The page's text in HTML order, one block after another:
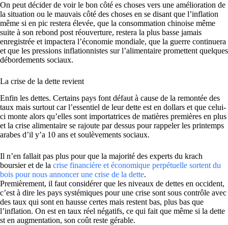
On peut décider de voir le bon côté es choses vers une amélioration de
la situation ou le mauvais côté des choses en se disant que l’inflation
même si en pic restera élevée, que la consommation chinoise même
suite à son rebond post réouverture, restera la plus basse jamais
enregistrée et impactera l’économie mondiale, que la guerre continuera
et que les pressions inflationnistes sur l’alimentaire promettent quelques
débordements sociaux.
La crise de la dette revient
Enfin les dettes. Certains pays font défaut à cause de la remontée des
taux mais surtout car l’essentiel de leur dette est en dollars et que celui-
ci monte alors qu’elles sont importatrices de matières premières en plus
et la crise alimentaire se rajoute par dessus pour rappeler les printemps
arabes d’il y’a 10 ans et soulèvements sociaux.
Il n’en fallait pas plus pour que la majorité des experts du krach
boursier et de la crise financière et économique perpétuelle sortent du
bois pour nous annoncer une crise de la dette.
Premièrement, il faut considérer que les niveaux de dettes en occident,
c’est à dire les pays systémiques pour une crise sont sous contrôle avec
des taux qui sont en hausse certes mais restent bas, plus bas que
l’inflation. On est en taux réel négatifs, ce qui fait que même si la dette
st en augmentation, son coût reste gérable.